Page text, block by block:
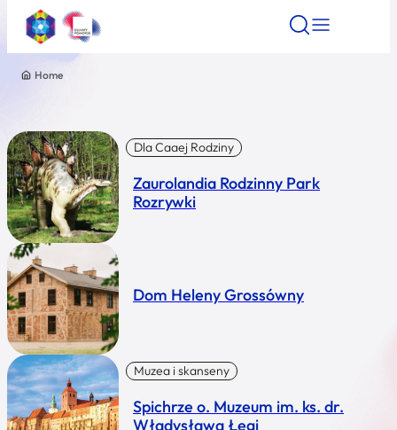
Nazwa atrakcji
Miasto
Kategoria
Home
Dla Caaej Rodziny
Zaurolandia Rodzinny Park
Rozrywki
Dom Heleny Grossówny
Muzea i skanseny
Spichrze o. Muzeum im. ks. dr.
Władysława Łęgi